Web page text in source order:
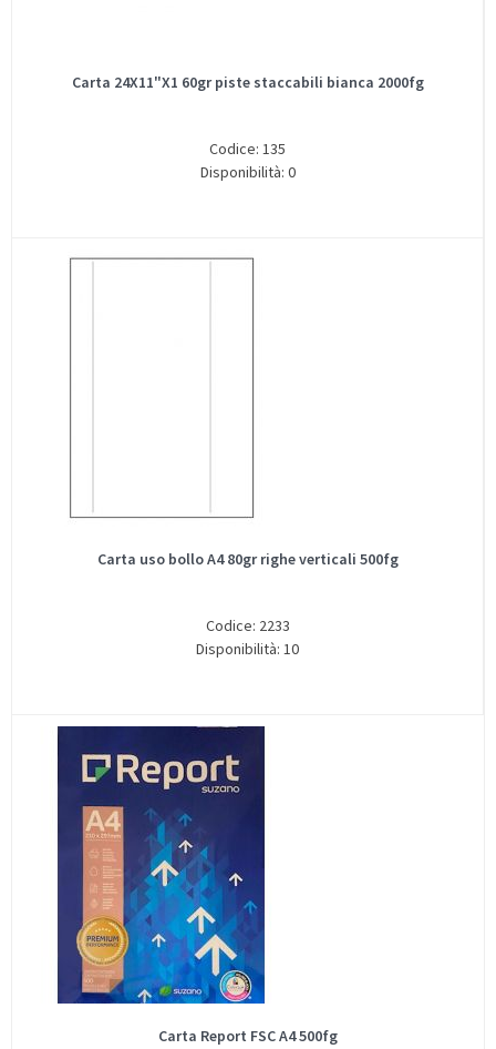
Carta 24X11"X1 60gr piste staccabili bianca 2000fg
Codice: 135
Disponibilità: 0
Carta uso bollo A4 80gr righe verticali 500fg
Codice: 2233
Disponibilità: 10
Carta Report FSC A4 500fg